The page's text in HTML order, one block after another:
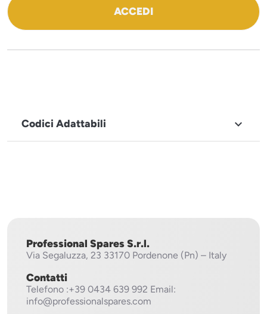
ACCEDI
Codici Adattabili 
Professional Spares S.r.l.
Via Segaluzza, 23 33170 Pordenone (Pn) – Italy
Contatti
Telefono :+39 0434 639 992 Email:
info@professionalspares.com